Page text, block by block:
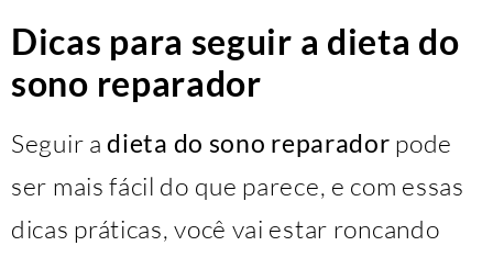
Dicas para seguir a dieta do
sono reparador
Seguir adieta do sono reparador pode
ser mais fácil do que parece, e com essas
dicas práticas, você vai estar roncando